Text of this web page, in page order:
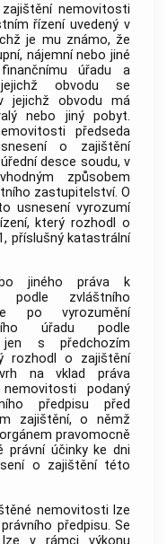
nemovitosti
řízení uvedený v
je mu známo, že
nájemní nebo jiné
úřadu a
obvodu se
jejichž obvodu má
nebo jiný pobyt.
předseda
o zajištění
desce soudu, v
způsobem
zastupitelství. O
usnesení vyrozumí
který rozhodl o
příslušný katastrální
jiného práva k
podle zvláštního
po vyrozumění
úřadu podle
s předchozím
rozhodl o zajištění
na vklad práva
podaný
předpisu před
zajištění, o němž
pravomocně
právní účinky ke dni
o zajištění této
nemovitosti lze
předpisu. Se
v rámci výkonu